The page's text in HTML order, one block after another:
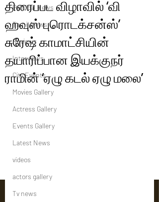
Political News
Tamil News
Reviews
Interviews
City Events
Movies Gallery
Actress Gallery
Events Gallery
Latest News
videos
actors gallery
Tv news
திரைப்பட விழாவில் ‘வி
ஹவுஸ் புரொடக்சன்ஸ்’
சுரேஷ் காமாட்சியின்
தயாரிப்பான இயக்குநர்
ராமின் ‘ஏழு கடல் ஏழு மலை’